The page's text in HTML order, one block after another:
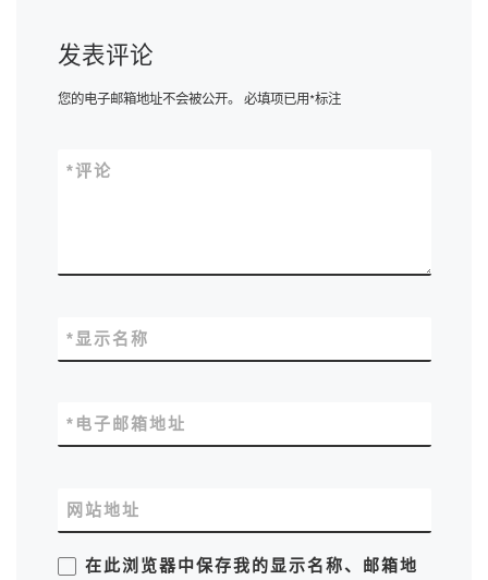
发表评论
您的电子邮箱地址不会被公开。 必填项已用*标注
评论
*
显示名称
*
电子邮箱地址
*
网站地址
在此浏览器中保存我的显示名称、邮箱地